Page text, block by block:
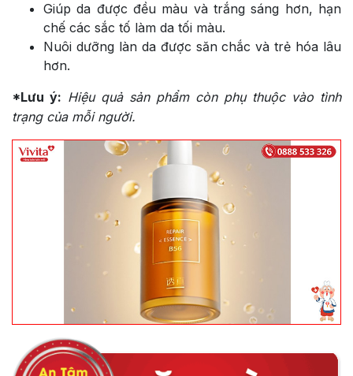
Giúp da được đều màu và trắng sáng hơn, hạn
chế các sắc tố làm da tối màu.
Nuôi dưỡng làn da được săn chắc và trẻ hóa lâu
hơn.
*Lưu ý: Hiệu quả sản phẩm còn phụ thuộc vào tình
trạng của mỗi người.